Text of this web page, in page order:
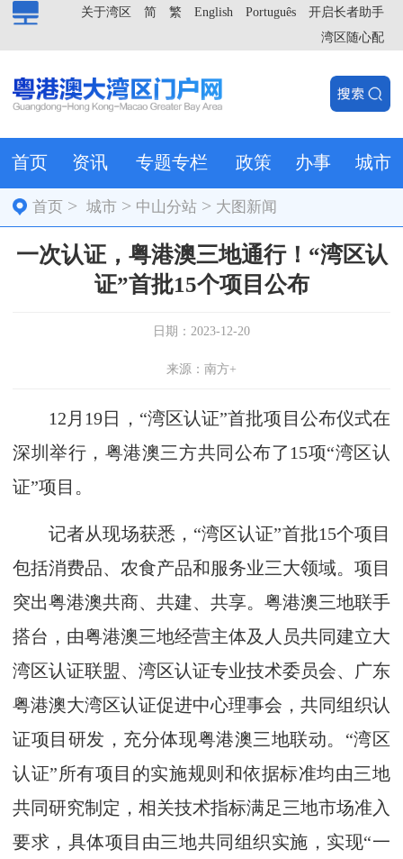
开启长者助手
Português
English
繁
简
关于湾区
湾区随心配
首页 资讯 专题专栏 政策 办事 城市
首页 >城市 > 中山分站 > 大图新闻
一次认证，粤港澳三地通行！“湾区认
证”首批15个项目公布
日期：2023-12-20
来源：南方+
12月19日，“湾区认证”首批项目公布仪式在
深圳举行，粤港澳三方共同公布了15项“湾区认
证”项目。
记者从现场获悉，“湾区认证”首批15个项目
包括消费品、农食产品和服务业三大领域。项目
突出粤港澳共商、共建、共享。粤港澳三地联手
搭台，由粤港澳三地经营主体及人员共同建立大
湾区认证联盟、湾区认证专业技术委员会、广东
粤港澳大湾区认证促进中心理事会，共同组织认
证项目研发，充分体现粤港澳三地联动。“湾区
认证”所有项目的实施规则和依据标准均由三地
共同研究制定，相关技术指标满足三地市场准入
要求，具体项目由三地共同组织实施，实现“一